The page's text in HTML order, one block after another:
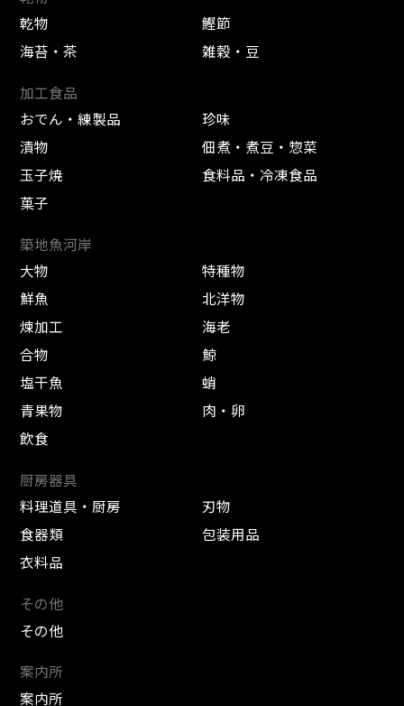
乾物
鰹節
海苔・茶
雑穀・豆
加工食品
おでん・練製品
珍味
漬物
佃煮・煮豆・惣菜
玉子焼
食料品・冷凍食品
菓子
築地魚河岸
大物
特種物
鮮魚
北洋物
煉加工
海老
合物
鯨
塩干魚
蛸
青果物
肉・卵
飲食
厨房器具
料理道具・厨房
刃物
食器類
包装用品
衣料品
その他
その他
案内所
案内所